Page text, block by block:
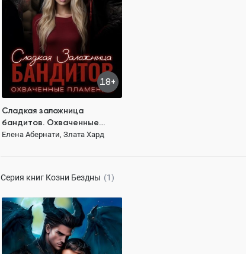
18+
Сладкая заложница
бандитов. Охваченные
пламенем
Елена Абернати, Злата Хард
Любовь
от ненависти до любви
страсть
139 ₽
Серия книг Козни Бездны (1)
Истинная для Регентов, или
Кара для демонов
Елена Абернати, Злата Хард